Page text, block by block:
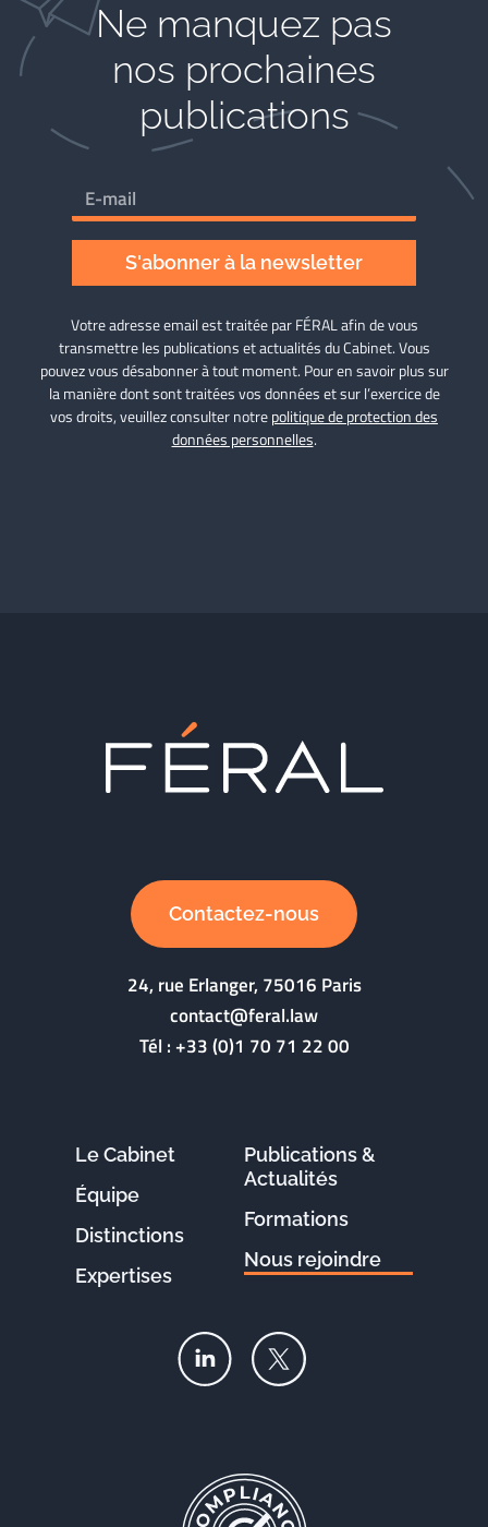
Ne manquez pas
nos prochaines
publications
S'abonner à la newsletter
Votre adresse email est traitée par FÉRAL afin de vous
transmettre les publications et actualités du Cabinet. Vous
pouvez vous désabonner à tout moment. Pour en savoir plus sur
la manière dont sont traitées vos données et sur l’exercice de
vos droits, veuillez consulter notrepolitique de protection des
données personnelles.
Contactez-nous
24, rue Erlanger, 75016 Paris
contact@feral.law
Tél :+33 (0)1 70 71 22 00
Le Cabinet
Équipe
Distinctions
Expertises
Publications &
Actualités
Formations
Nous rejoindre